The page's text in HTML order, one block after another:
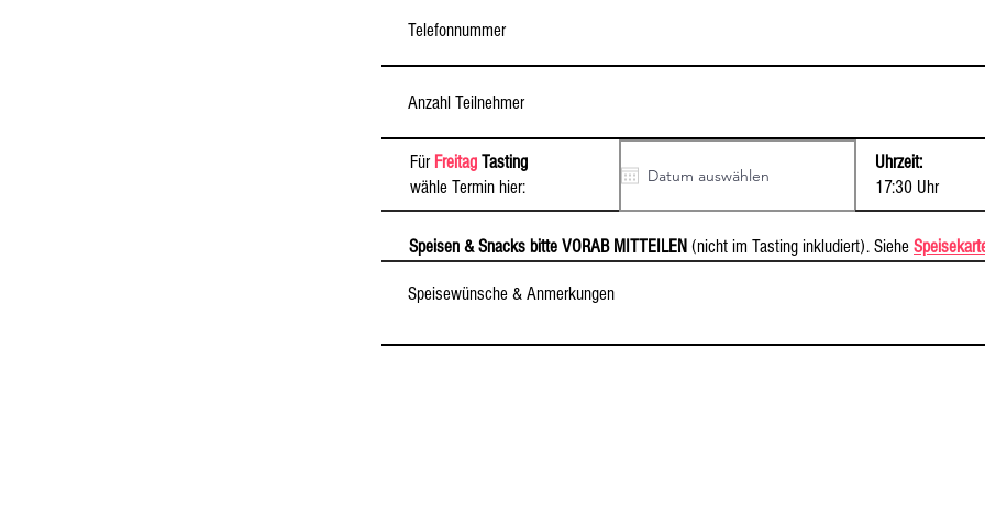
Für Freitag Tasting
wähle Termin hier:
Uhrzeit:
17:30 Uhr
Speisen & Snacks bitte VORAB MITTEILEN (nicht im Tasting inkludiert). Siehe